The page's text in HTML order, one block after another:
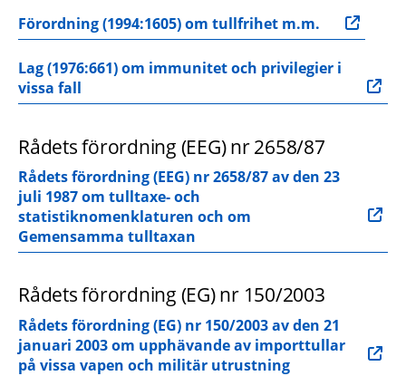
Förordning (1994:1605) om tullfrihet m.m.
Lag (1976:661) om immunitet och privilegier i
vissa fall
Rådets förordning (EEG) nr 2658/87
Rådets förordning (EEG) nr 2658/87 av den 23
juli 1987 om tulltaxe- och
statistiknomenklaturen och om
Gemensamma tulltaxan
Rådets förordning (EG) nr 150/2003
Rådets förordning (EG) nr 150/2003 av den 21
januari 2003 om upphävande av importtullar
på vissa vapen och militär utrustning